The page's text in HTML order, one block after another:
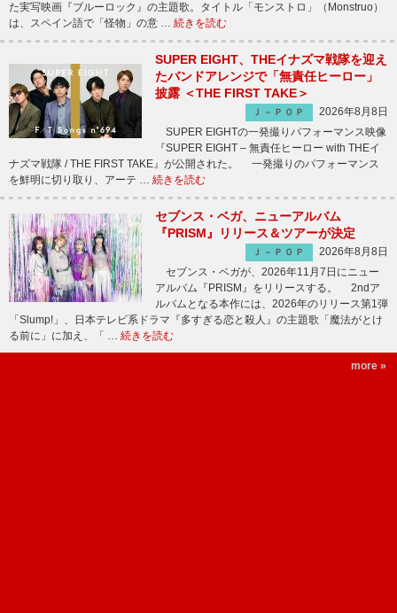
た実写映画『ブルーロック』の主題歌。タイトル「モンストロ」（Monstruo）
は、スペイン語で「怪物」の意 … 続きを読む
SUPER EIGHT、THEイナズマ戦隊を迎え
たバンドアレンジで「無責任ヒーロー」
披露 ＜THE FIRST TAKE＞
Ｊ－ＰＯＰ
2026年8月8日
SUPER EIGHTの一発撮りパフォーマンス映像
『SUPER EIGHT – 無責任ヒーロー with THEイ
ナズマ戦隊 / THE FIRST TAKE』が公開された。 一発撮りのパフォーマンス
を鮮明に切り取り、アーテ … 続きを読む
セブンス・ベガ、ニューアルバム
『PRISM』リリース＆ツアーが決定
Ｊ－ＰＯＰ
2026年8月8日
セブンス・ベガが、2026年11月7日にニュー
アルバム『PRISM』をリリースする。 2ndア
ルバムとなる本作には、2026年のリリース第1弾
「Slump!」、日本テレビ系ドラマ『多すぎる恋と殺人』の主題歌「魔法がとけ
る前に」に加え、「 … 続きを読む
more »